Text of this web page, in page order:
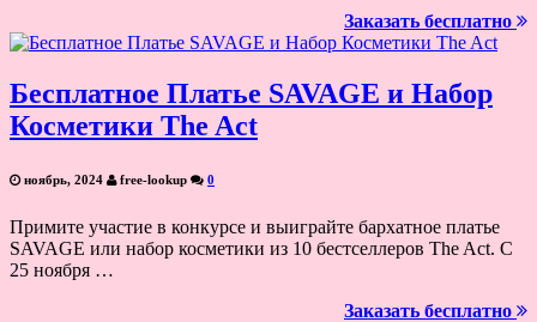
Заказать бесплатно
Бесплатное Платье SAVAGE и Набор
Косметики The Act
ноябрь, 2024 free-lookup 0
Примите участие в конкурсе и выиграйте бархатное платье
SAVAGE или набор косметики из 10 бестселлеров The Act. С
25 ноября …
Заказать бесплатно